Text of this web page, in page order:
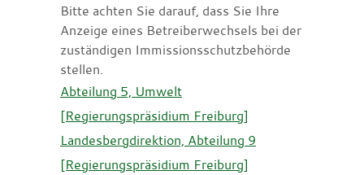
Bitte achten Sie darauf, dass Sie Ihre
Anzeige eines Betreiberwechsels bei der
zuständigen Immissionsschutzbehörde
stellen.
Abteilung 5, Umwelt
[Regierungspräsidium Freiburg]
Landesbergdirektion, Abteilung 9
[Regierungspräsidium Freiburg]